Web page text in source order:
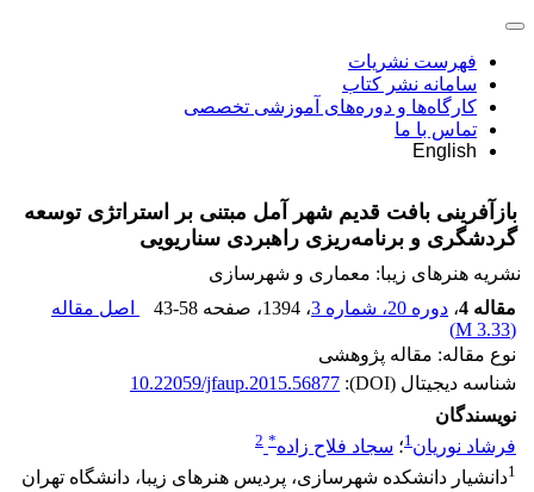
فهرست نشریات
سامانه نشر کتاب
کارگاه‌ها و دوره‌های آموزشی تخصصی
تماس با ما
English
بازآفرینی بافت قدیم شهر آمل مبتنی بر استراتژی توسعه
گردشگری و برنامه‌ریزی راهبردی سناریویی
نشریه هنرهای زیبا: معماری و شهرسازی
مقاله 4
، دوره 20، شماره 3 ، 1394 ، صفحه 43-58
اصل مقاله
(
3.33 M
)
نوع مقاله: مقاله پژوهشی
شناسه دیجیتال (DOI):
10.22059/jfaup.2015.56877
نویسندگان
فرشاد نوریان1؛ سجاد فلاح زاده*
2
1دانشیار دانشکده شهرسازی، پردیس هنرهای زیبا، دانشگاه تهران